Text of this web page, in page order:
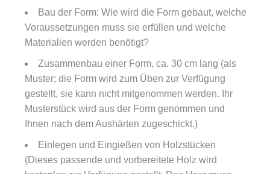
Bau der Form: Wie wird die Form gebaut, welche
Voraussetzungen muss sie erfüllen und welche
Materialien werden benötigt?
Zusammenbau einer Form, ca. 30 cm lang (als
Muster; die Form wird zum Üben zur Verfügung
gestellt, sie kann nicht mitgenommen werden. Ihr
Musterstück wird aus der Form genommen und
Ihnen nach dem Aushärten zugeschickt.)
Einlegen und Eingießen von Holzstücken
(Dieses passende und vorbereitete Holz wird